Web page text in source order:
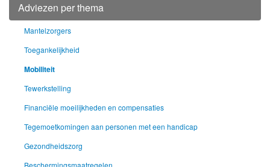
Adviezen per thema
Mantelzorgers
Toegankelijkheid
Mobiliteit
Tewerkstelling
Financiële moeilijkheden en compensaties
Tegemoetkomingen aan personen met een handicap
Gezondheidszorg
Beschermingsmaatregelen